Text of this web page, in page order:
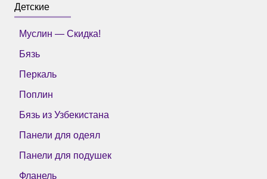
Детские
Муслин — Скидка!
Бязь
Перкаль
Поплин
Бязь из Узбекистана
Панели для одеял
Панели для подушек
Фланель